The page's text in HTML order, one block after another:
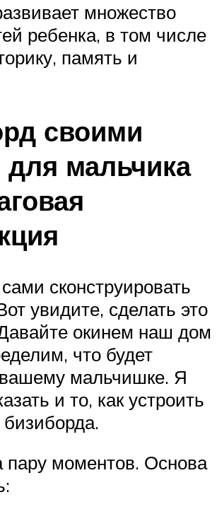
множество
ребенка, в том числе
память и
своими
для мальчика
сконструировать
увидите, сделать это
окинем наш дом
что будет
мальчишке. Я
и то, как устроить
пару моментов. Основа